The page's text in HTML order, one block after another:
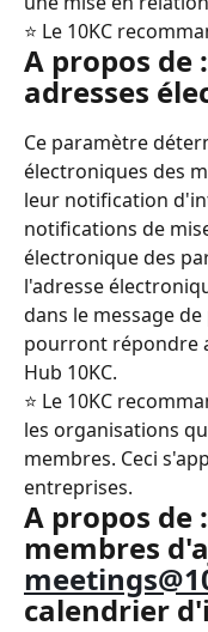
⭐️ Le 10KC
A propos de
adresses
Ce paramètre
électroniques des
leur notification
notifications de
électronique des
l'adresse
dans le message
pourront répondre
Hub 10KC.
⭐️ Le 10KC
les organisations
membres. Ceci
entreprises.
A propos de
membres
calendrier